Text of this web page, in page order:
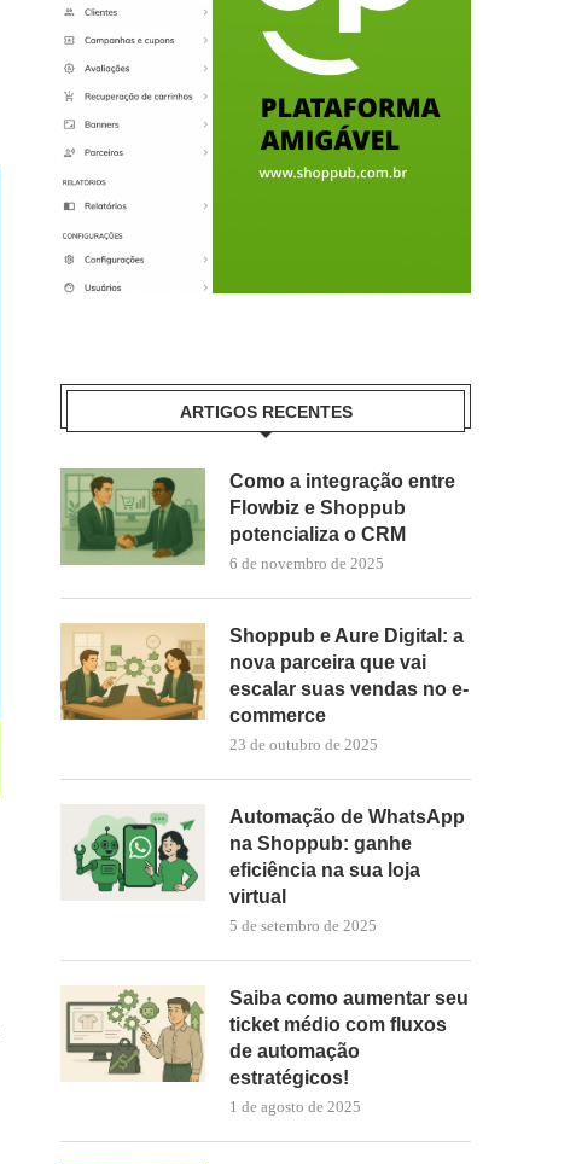
ARTIGOS RECENTES
Como a integração entre
Flowbiz e Shoppub
potencializa o CRM
6 de novembro de 2025
Shoppub e Aure Digital: a
nova parceira que vai
escalar suas vendas no e-
commerce
23 de outubro de 2025
Automação de WhatsApp
na Shoppub: ganhe
eficiência na sua loja
virtual
5 de setembro de 2025
Saiba como aumentar seu
ticket médio com fluxos
de automação
estratégicos!
1 de agosto de 2025